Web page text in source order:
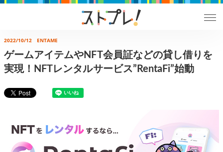
2022/10/12 ENTAME
ゲームアイテムやNFT会員証などの貸し借りを
実現！NFTレンタルサービス”RentaFi”始動